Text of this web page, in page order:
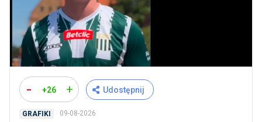
- +26 + Udostępnij
GRAFIKI 09-08-2026